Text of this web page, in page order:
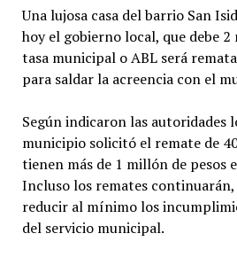
Una lujosa casa del barrio San
hoy el gobierno local, que debe 2
tasa municipal o ABL será
para saldar la acreencia con el
Según indicaron las autoridades
municipio solicitó el remate de
tienen más de 1 millón de pesos
Incluso los remates
reducir al mínimo los
del servicio municipal.